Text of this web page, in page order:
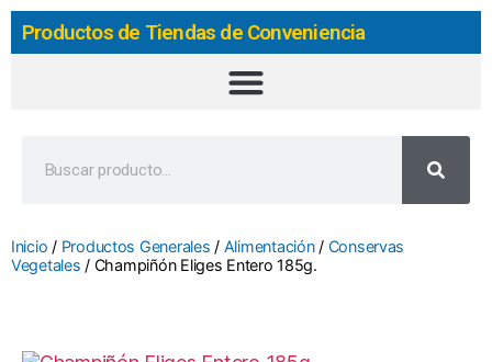
Productos de Tiendas de Conveniencia
Inicio / Productos Generales / Alimentación/ Conservas
Vegetales / Champiñón Eliges Entero 185g.